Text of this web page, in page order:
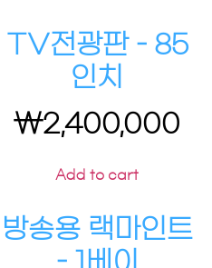
TV전광판 – 85
인치
₩2,400,000
Add to cart
방송용 랙마인트
– 1베이